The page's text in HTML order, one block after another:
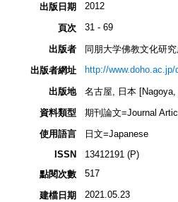
出版日期 2012
頁次 31 - 69
出版者
同朋大学佛教文化研
出版者網址
http://
出版地
名古屋, 日本
資料類型
期刊論文=Journal
使用語言
日文=Japanese
ISSN
13412191 (P)
點閱次數
517
建檔日期 2021.05.23